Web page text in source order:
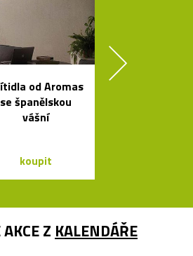
od Aromas
se španělskou
vášní
koupit
Z KALENDÁŘE